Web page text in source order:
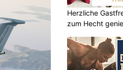
Herzliche
zum Hecht